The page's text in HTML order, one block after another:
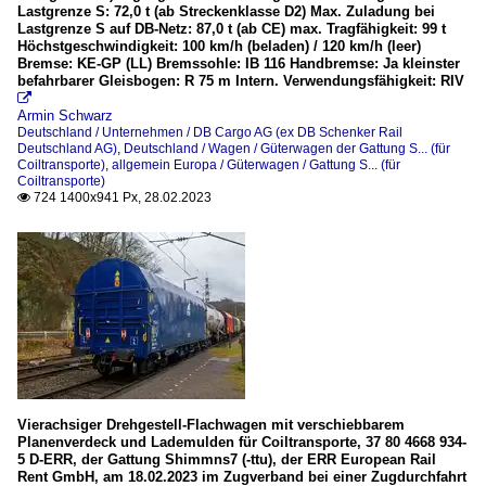
Lastgrenze S: 72,0 t (ab Streckenklasse D2) Max. Zuladung bei
Lastgrenze S auf DB-Netz: 87,0 t (ab CE) max. Tragfähigkeit: 99 t
Höchstgeschwindigkeit: 100 km/h (beladen) / 120 km/h (leer)
Bremse: KE-GP (LL) Bremssohle: IB 116 Handbremse: Ja kleinster
befahrbarer Gleisbogen: R 75 m Intern. Verwendungsfähigkeit: RIV

Armin Schwarz
Deutschland / Unternehmen / DB Cargo AG (ex DB Schenker Rail
Deutschland AG) Deutschland / Wagen / Güterwagen der Gattung S... (für
Coiltransporte) allgemein Europa / Güterwagen / Gattung S... (für
Coiltransporte)
 724 1400x941 Px, 28.02.2023
Vierachsiger Drehgestell-Flachwagen mit verschiebbarem
Planenverdeck und Lademulden für Coiltransporte, 37 80 4668 934-
5 D-ERR, der Gattung Shimmns7 (-ttu), der ERR European Rail
Rent GmbH, am 18.02.2023 im Zugverband bei einer Zugdurchfahrt